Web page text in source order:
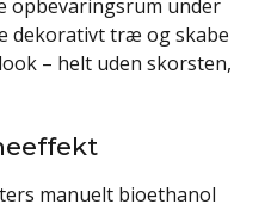
opbevaringsrum under
dekorativt træ og skabe
– helt uden skorsten,
manuelt bioethanol